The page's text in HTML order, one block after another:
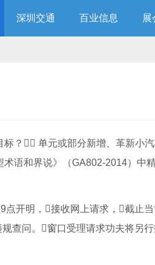
深圳交通 百业信息 展
？ 单元或部分新增、革新小
语和界说》（GA802-2014）中
开明，接收网上请求，截止
查问。窗口受理请求功夫将另